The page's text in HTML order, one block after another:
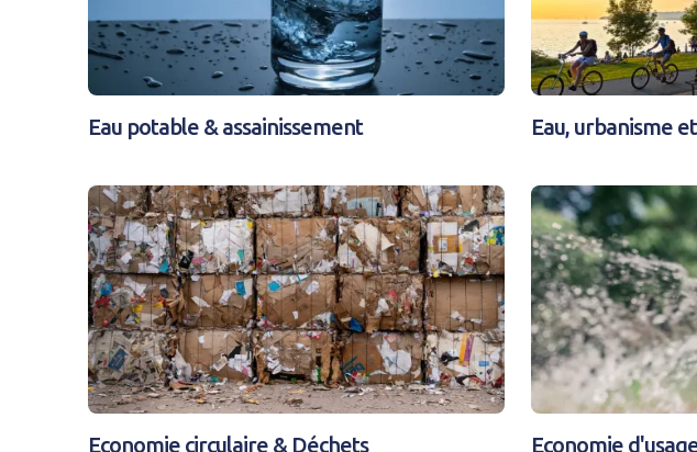
Eau potable & assainissement Eau, urbanisme
Economie circulaire & Déchets
Economie